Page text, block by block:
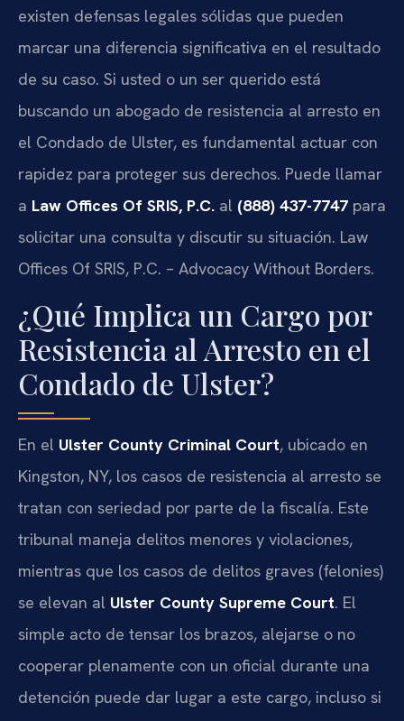
existen defensas legales sólidas que pueden
marcar una diferencia significativa en el resultado
de su caso. Si usted o un ser querido está
buscando un abogado de resistencia al arresto en
el Condado de Ulster, es fundamental actuar con
rapidez para proteger sus derechos. Puede llamar
a Law Offices Of SRIS, P.C. al (888) 437-7747 para
solicitar una consulta y discutir su situación. Law
Offices Of SRIS, P.C. – Advocacy Without Borders.
¿Qué Implica un Cargo por
Resistencia al Arresto en el
Condado de Ulster?
En el Ulster County Criminal Court, ubicado en
Kingston, NY, los casos de resistencia al arresto se
tratan con seriedad por parte de la fiscalía. Este
tribunal maneja delitos menores y violaciones,
mientras que los casos de delitos graves (felonies)
se elevan al Ulster County Supreme Court. El
simple acto de tensar los brazos, alejarse o no
cooperar plenamente con un oficial durante una
detención puede dar lugar a este cargo, incluso si